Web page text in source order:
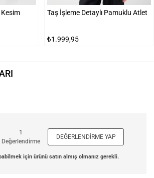
Kesim
Taş İşleme Detaylı Pamuklu Atlet
₺1.999,95
1
Değerlendirme
DEĞERLENDIRME YAP
için ürünü satın almış olmanız gerekli.